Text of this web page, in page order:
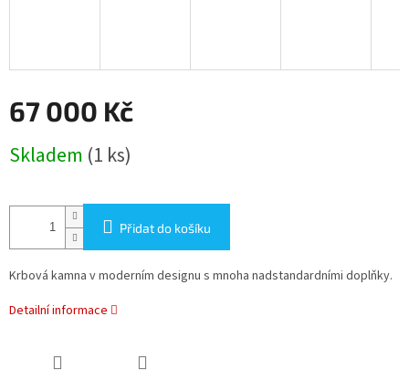
67 000 Kč
cena:
Skladem (1 ks)
Přidat do košíku
Krbová kamna v moderním designu s mnoha nadstandardními doplňky.
Detailní informace